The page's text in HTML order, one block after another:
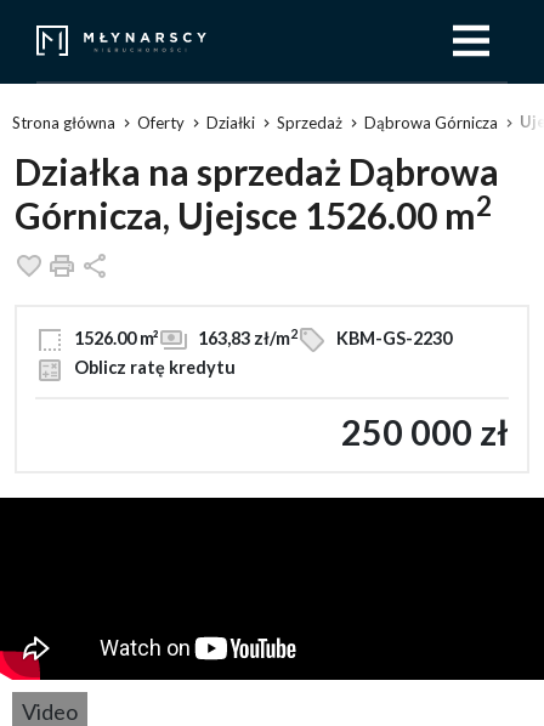
Strona główna Oferty Działki Sprzedaż Dąbrowa Górnicza
Działka na sprzedaż Dąbrowa
Górnicza, Ujejsce 1526.00 m2
Dodaj do ulubionych
Drukuj
1526.00 m² 163,83 zł/m2
KBM-GS-2230
Oblicz ratę kredytu
250 000 zł
Video